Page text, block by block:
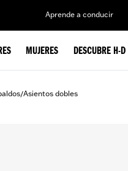
Aprende a conducir
MUJERES DESCUBRE H-D
/Asientos dobles